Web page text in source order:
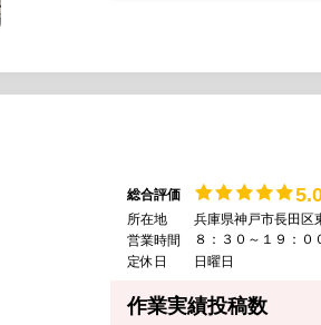
総合評価 5.
所在地
兵庫県神戸市長田区
営業時間
８：３０～１９：０
定休日
日曜日
作業実績投稿数